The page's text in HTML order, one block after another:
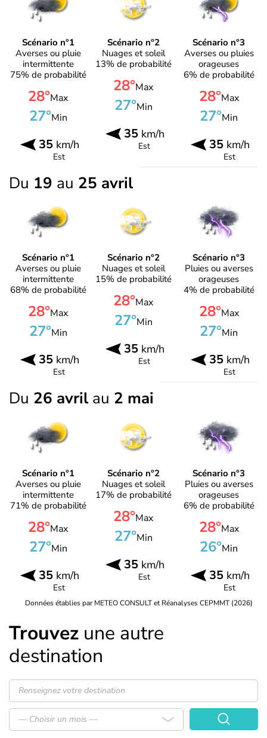
Scénario n°1
Averses ou pluie
intermittente
75% de probabilité
28°Max
27°Min
35km/h
Est
Scénario n°2
Nuages et soleil
13% de probabilité
28°Max
27°Min
35km/h
Est
Scénario n°3
Averses ou pluies
orageuses
6% de probabilité
28°Max
27°Min
35 km/h
Est
Du 19 au 25 avril
Scénario n°1
Averses ou pluie
intermittente
68% de probabilité
28°Max
27°Min
35km/h
Est
Scénario n°2
Nuages et soleil
15% de probabilité
28°Max
27°Min
35km/h
Est
Scénario n°3
Pluies ou averses
orageuses
4% de probabilité
28°Max
27°Min
35 km/h
Est
Du 26 avril au 2 mai
Scénario n°1
Averses ou pluie
intermittente
71% de probabilité
28°Max
27°Min
35km/h
Est
Scénario n°2
Nuages et soleil
17% de probabilité
28°Max
27°Min
35km/h
Est
Scénario n°3
Pluies ou averses
orageuses
6% de probabilité
28°Max
26°Min
35 km/h
Est
Données établies par METEO CONSULT et Réanalyses CEPMMT (2026)
Trouvez une autre
destination
— Choisir un mois —